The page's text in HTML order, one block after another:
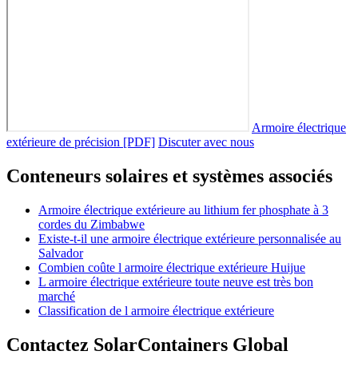
Armoire électrique
extérieure de précision [PDF] Discuter avec nous
Conteneurs solaires et systèmes associés
Armoire électrique extérieure au lithium fer phosphate à 3
cordes du Zimbabwe
Existe-t-il une armoire électrique extérieure personnalisée au
Salvador
Combien coûte l armoire électrique extérieure Huijue
L armoire électrique extérieure toute neuve est très bon
marché
Classification de l armoire électrique extérieure
Contactez SolarContainers Global